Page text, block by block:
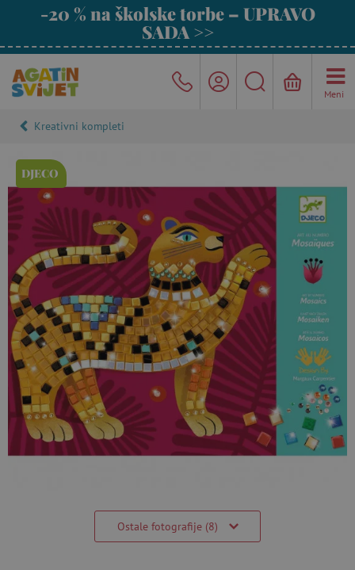
-20 % na školske torbe – UPRAVO
SADA >>
Meni
Kreativni kompleti
DJECO
Ostale fotografije (8)